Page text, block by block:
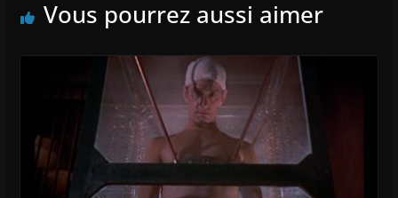
Vous pourrez aussi aimer